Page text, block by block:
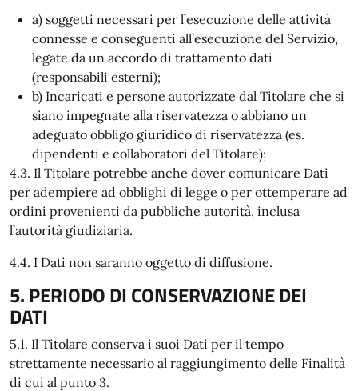
a) soggetti necessari per l’esecuzione delle attività
connesse e conseguenti all’esecuzione del Servizio,
legate da un accordo di trattamento dati
(responsabili esterni);
b) Incaricati e persone autorizzate dal Titolare che si
siano impegnate alla riservatezza o abbiano un
adeguato obbligo giuridico di riservatezza (es.
dipendenti e collaboratori del Titolare);
4.3. Il Titolare potrebbe anche dover comunicare Dati
per adempiere ad obblighi di legge o per ottemperare ad
ordini provenienti da pubbliche autorità, inclusa
l’autorità giudiziaria.
4.4. I Dati non saranno oggetto di diffusione.
5. PERIODO DI CONSERVAZIONE DEI
DATI
5.1. Il Titolare conserva i suoi Dati per il tempo
strettamente necessario al raggiungimento delle Finalità
di cui al punto 3.